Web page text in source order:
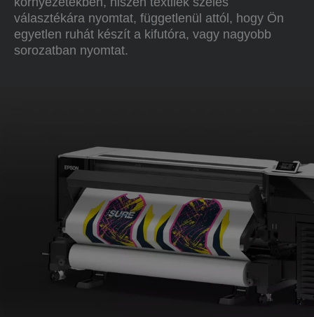
választékára nyomtat, függetlenül attól, hogy Ön
egyetlen ruhát készít a kifutóra, vagy nagyobb
sorozatban nyomtat.